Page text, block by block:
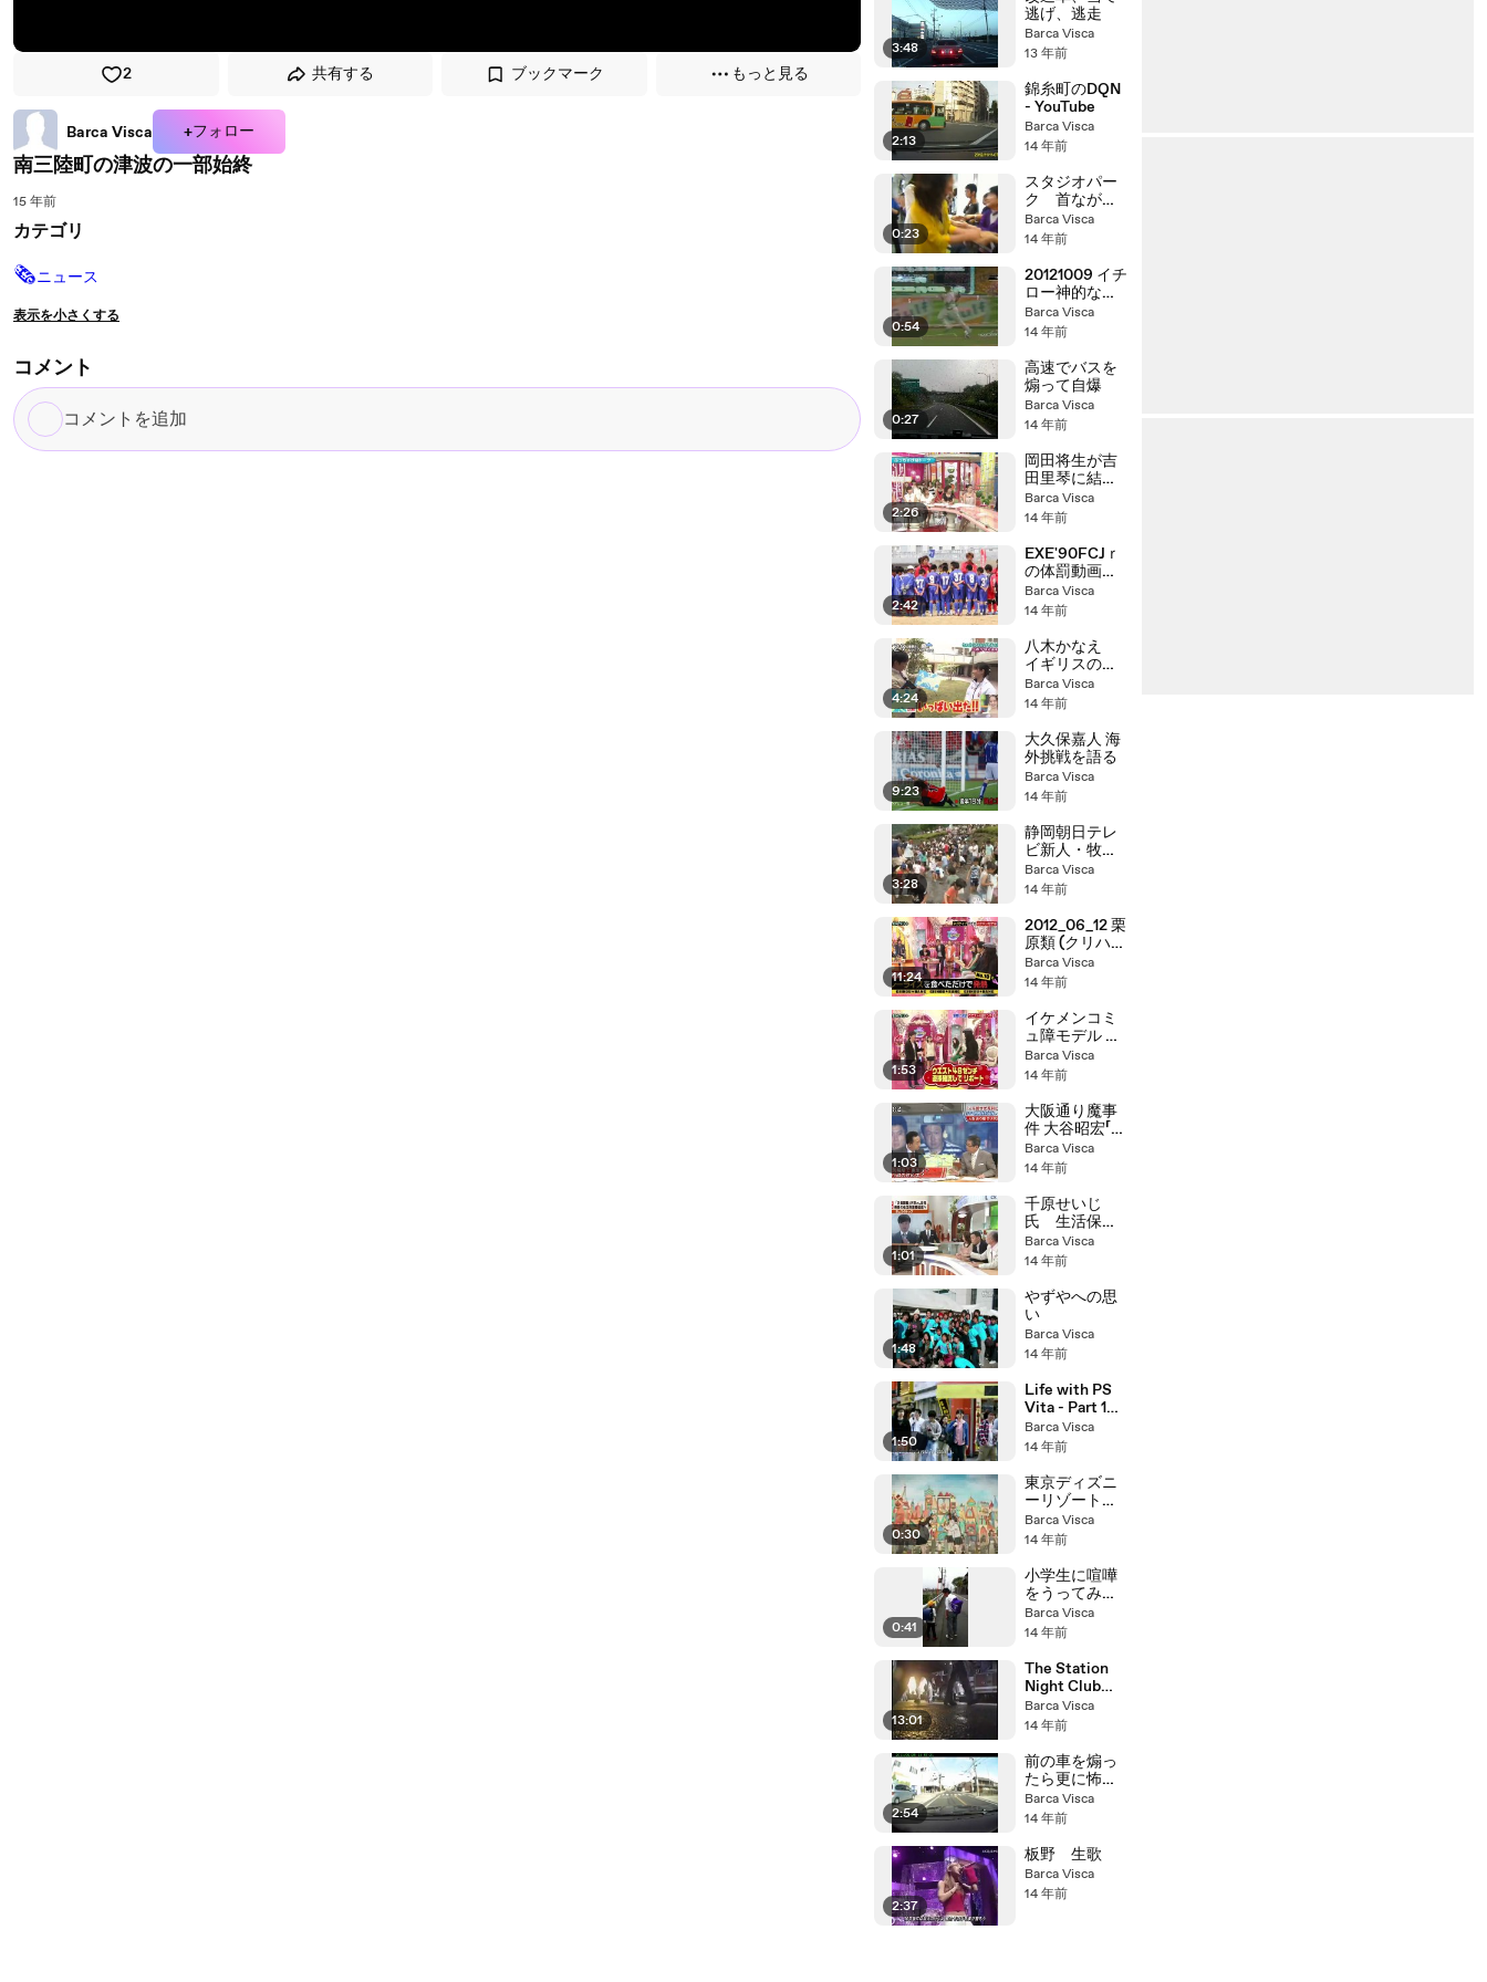
2 共有する ブックマーク もっと見る
Barca Visca +フォロー
南三陸町の津波の一部始終
15 年前
カテゴリ
🗞ニュース
表示を小さくする
コメント
コ
メ
3:48
逃げ、逃走
Barca Visca
13 年前
2:13
錦糸町のDQN
- YouTube
Barca Visca
14 年前
0:23
スタジオパー
ク 首なが～
い男 -
YouTube
Barca Visca
14 年前
0:54
20121009 イチ
ロー神的な好
走塁
Barca Visca
14 年前
0:27
高速でバスを
煽って自爆
Barca Visca
14 年前
2:26
岡田将生が吉
田里琴に結構
マジなプロポ
ーズｗ
Barca Visca
14 年前
2:42
EXE'90FCJｒ
の体罰動画
②
Barca Visca
14 年前
4:24
八木かなえ
イギリスの場
所わからず
Barca Visca
14 年前
9:23
大久保嘉人 海
外挑戦を語る
Barca Visca
14 年前
3:28
静岡朝日テレ
ビ新人・牧野
結美アナのた
どたどしいニ
Barca Visca
14 年前
11:24
2012_06_12 栗
原類 (クリハラ
ルイ)
Barca Visca
14 年前
1:53
イケメンコミ
ュ障モデル 栗
原類くん
Barca Visca
14 年前
1:03
大阪通り魔事
件 大谷昭宏「オ
タク文化との
連鎖性を精査
Barca Visca
14 年前
1:01
千原せいじ
氏 生活保護
問題について
話題になった
Barca Visca
14 年前
1:48
やずやへの思
い
Barca Visca
14 年前
1:50
Life with PS
Vita - Part 1
pv/cm
Barca Visca
14 年前
0:30
東京ディズニ
ーリゾート
CM
Barca Visca
14 年前
0:41
小学生に喧嘩
をうってみ
た！
Barca Visca
14 年前
13:01
The Station
Night Club
Fire アメリ
カ・ナイトク
Barca Visca
14 年前
2:54
前の車を煽っ
たら更に怖い
人が出てきて
涙目逃走
Barca Visca
14 年前
2:37
板野 生歌
Barca Visca
14 年前